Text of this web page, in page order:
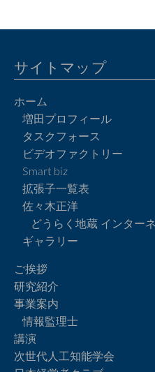
サイトマップ
ホーム
増田プロフィール
タスクフォース
ビデオファクトリー
Smart biz
拡張子一覧表
佐々木正洋
どうらく地蔵 インター
ギャラリー
ご挨拶
研究紹介
事業案内
情報監理士
講演
次世代人工知能学会